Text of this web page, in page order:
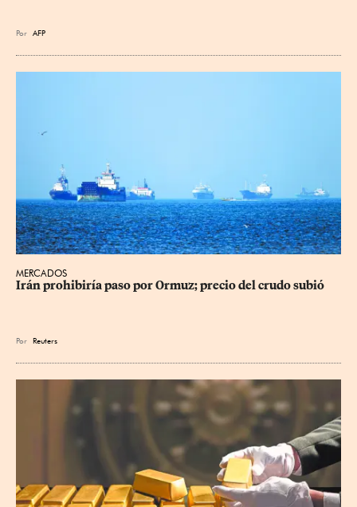
Por AFP
MERCADOS
Irán prohibiría paso por Ormuz; precio del crudo subió
Por Reuters